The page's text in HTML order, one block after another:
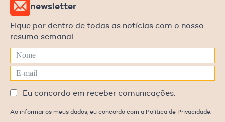
newsletter
Fique por dentro de todas as notícias com o nosso
resumo semanal.
Eu concordo em receber comunicações.
Ao informar os meus dados, eu concordo com a Política de Privacidade.